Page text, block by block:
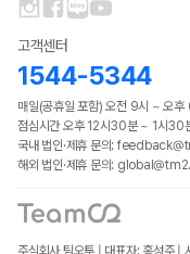
고객센터
1544-5344
매일(공휴일 포함) 오전 9시 ~ 오후
점심시간 오후 12시30분 ~ 1시30
국내 법인·제휴 문의:
해외 법인·제휴 문의:
주식회사 팀오투 | 대표자: 홍성